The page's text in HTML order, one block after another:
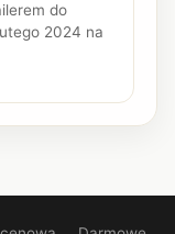
do
2024 na